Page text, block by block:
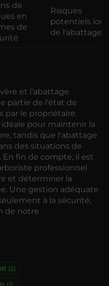
(2)
(3)
de
en
de
Risques
potentiels lors
de l'abattage
et l'abattage
partie de l'état de
par le propriétaire.
pour maintenir la
tandis que l'abattage
des situations de
fin de compte, il est
professionnel
et déterminer la
Une gestion adéquate
à la sécurité,
de notre